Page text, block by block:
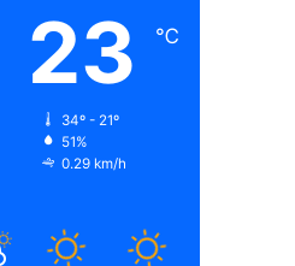
23 ℃
34º - 21º
51%
0.29 km/h